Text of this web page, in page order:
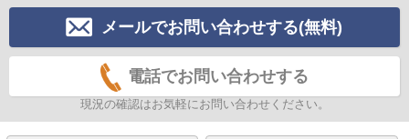
メールでお問い合わせする(無料)
電話でお問い合わせする
現況の確認はお気軽にお問い合わせください。